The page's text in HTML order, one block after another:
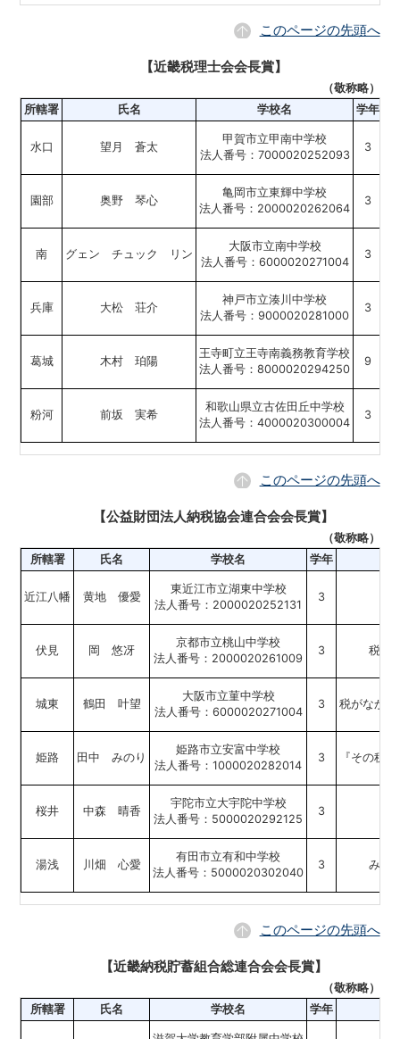
このページの先頭へ
【近畿税理士会会長賞】
（敬称略）
所轄署
氏名 学校名 学年
水口 望月 蒼太
甲賀市立甲南中学校
法人番号：7000020252093
3
園部 奥野 琴心
亀岡市立東輝中学校
法人番号：2000020262064
3
南 グェン チュック リン
大阪市立南中学校
法人番号：6000020271004
3
兵庫 大松 荘介
神戸市立湊川中学校
法人番号：9000020281000
3
葛城 木村 珀陽
王寺町立王寺南義務教育学校
法人番号：8000020294250
9
粉河 前坂 実希
和歌山県立古佐田丘中学校
法人番号：4000020300004
3
このページの先頭へ
【公益財団法人納税協会連合会会長賞】
（敬称略）
所轄署
氏名 学校名 学年
近江八幡 黄地 優愛
東近江市立湖東中学校
法人番号：2000020252131
3
伏見 岡 悠冴
京都市立桃山中学校
法人番号：2000020261009
3 税金
城東 鶴田 叶望
大阪市立菫中学校
法人番号：6000020271004
3 税がなか
姫路 田中 みのり
姫路市立安富中学校
法人番号：1000020282014
3 『その税
桜井 中森 晴香
宇陀市立大宇陀中学校
法人番号：5000020292125
3
湯浅 川畑 心愛
有田市立有和中学校
法人番号：5000020302040
3 みん
このページの先頭へ
【近畿納税貯蓄組合総連合会会長賞】
（敬称略）
所轄署
氏名 学校名 学年